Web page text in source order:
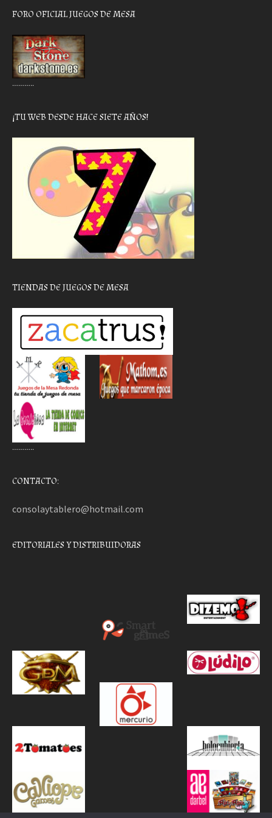
FORO OFICIAL JUEGOS DE MESA
………..
¡TU WEB DESDE HACE SIETE AÑOS!
TIENDAS DE JUEGOS DE MESA
………..
CONTACTO:
consolaytablero@hotmail.com
EDITORIALES Y DISTRIBUIDORAS